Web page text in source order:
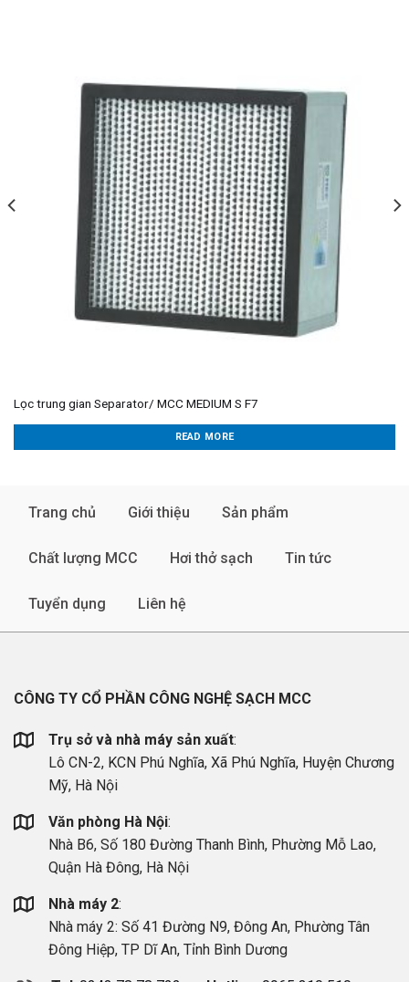
Lọc trung gian Separator/ MCC MEDIUM S F7
READ MORE
Trang chủ Giới thiệu Sản phẩm
Chất lượng MCC Hơi thở sạch Tin tức
Tuyển dụng Liên hệ
CÔNG TY CỔ PHẦN CÔNG NGHỆ SẠCH MCC
Trụ sở và nhà máy sản xuất:
Lô CN-2, KCN Phú Nghĩa, Xã Phú Nghĩa, Huyện Chương
Mỹ, Hà Nội
Văn phòng Hà Nội:
Nhà B6, Số 180 Đường Thanh Bình, Phường Mỗ Lao,
Quận Hà Đông, Hà Nội
Nhà máy 2:
Nhà máy 2: Số 41 Đường N9, Đông An, Phường Tân
Đông Hiệp, TP Dĩ An, Tỉnh Bình Dương